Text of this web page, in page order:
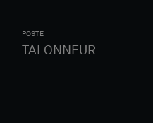
POSTE
TALONNEUR